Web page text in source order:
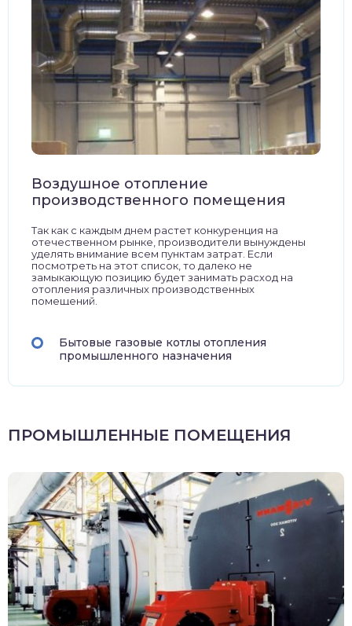
Воздушное отопление
производственного помещения
Так как с каждым днем растет конкуренция на
отечественном рынке, производители вынуждены
уделять внимание всем пунктам затрат. Если
посмотреть на этот список, то далеко не
замыкающую позицию будет занимать расход на
отопления различных производственных
помещений.
Бытовые газовые котлы отопления
промышленного назначения
ПРОМЫШЛЕННЫЕ ПОМЕЩЕНИЯ